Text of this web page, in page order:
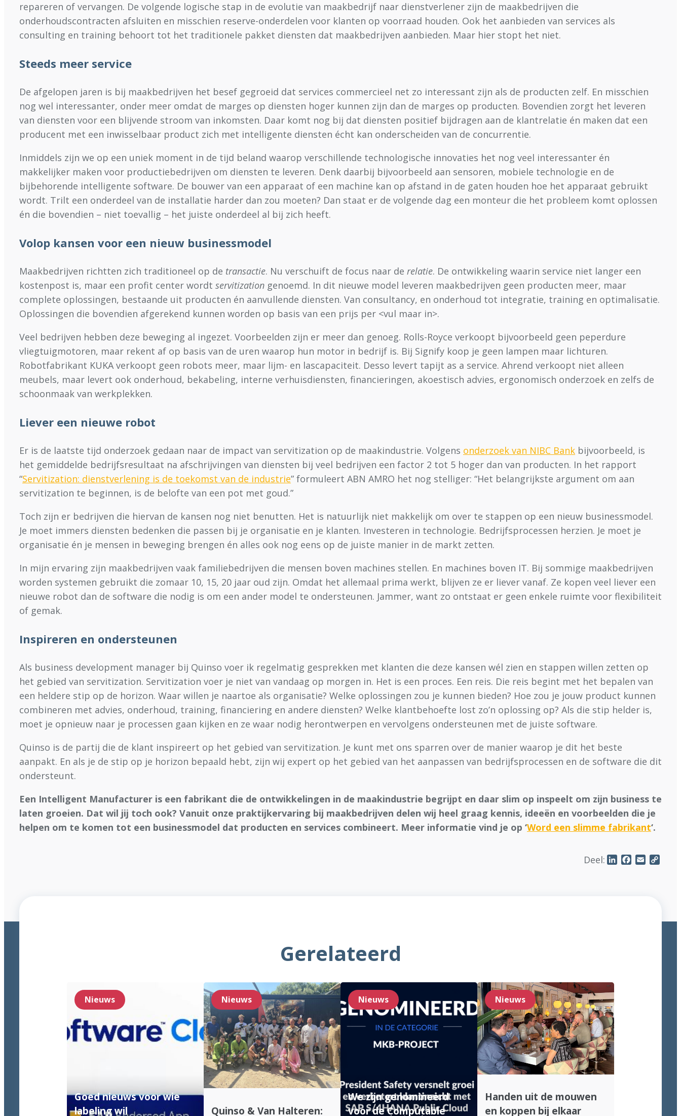
repareren of vervangen. De volgende logische stap in de evolutie van maakbedrijf naar dienstverlener zijn de maakbedrijven die
onderhoudscontracten afsluiten en misschien reserve-onderdelen voor klanten op voorraad houden. Ook het aanbieden van services als
consulting en training behoort tot het traditionele pakket diensten dat maakbedrijven aanbieden. Maar hier stopt het niet.
Steeds meer service
De afgelopen jaren is bij maakbedrijven het besef gegroeid dat services commercieel net zo interessant zijn als de producten zelf. En misschien
nog wel interessanter, onder meer omdat de marges op diensten hoger kunnen zijn dan de marges op producten. Bovendien zorgt het leveren
van diensten voor een blijvende stroom van inkomsten. Daar komt nog bij dat diensten positief bijdragen aan de klantrelatie én maken dat een
producent met een inwisselbaar product zich met intelligente diensten écht kan onderscheiden van de concurrentie.
Inmiddels zijn we op een uniek moment in de tijd beland waarop verschillende technologische innovaties het nog veel interessanter én
makkelijker maken voor productiebedrijven om diensten te leveren. Denk daarbij bijvoorbeeld aan sensoren, mobiele technologie en de
bijbehorende intelligente software. De bouwer van een apparaat of een machine kan op afstand in de gaten houden hoe het apparaat gebruikt
wordt. Trilt een onderdeel van de installatie harder dan zou moeten? Dan staat er de volgende dag een monteur die het probleem komt oplossen
én die bovendien – niet toevallig – het juiste onderdeel al bij zich heeft.
Volop kansen voor een nieuw businessmodel
Maakbedrijven richtten zich traditioneel op de transactie. Nu verschuift de focus naar de relatie. De ontwikkeling waarin service niet langer een
kostenpost is, maar een profit center wordt servitization genoemd. In dit nieuwe model leveren maakbedrijven geen producten meer, maar
complete oplossingen, bestaande uit producten én aanvullende diensten. Van consultancy, en onderhoud tot integratie, training en optimalisatie.
Oplossingen die bovendien afgerekend kunnen worden op basis van een prijs per <vul maar in>.
Veel bedrijven hebben deze beweging al ingezet. Voorbeelden zijn er meer dan genoeg. Rolls-Royce verkoopt bijvoorbeeld geen peperdure
vliegtuigmotoren, maar rekent af op basis van de uren waarop hun motor in bedrijf is. Bij Signify koop je geen lampen maar lichturen.
Robotfabrikant KUKA verkoopt geen robots meer, maar lijm- en lascapaciteit. Desso levert tapijt as a service. Ahrend verkoopt niet alleen
meubels, maar levert ook onderhoud, bekabeling, interne verhuisdiensten, financieringen, akoestisch advies, ergonomisch onderzoek en zelfs de
schoonmaak van werkplekken.
Liever een nieuwe robot
Er is de laatste tijd onderzoek gedaan naar de impact van servitization op de maakindustrie. Volgens onderzoek van NIBC Bank bijvoorbeeld, is
het gemiddelde bedrijfsresultaat na afschrijvingen van diensten bij veel bedrijven een factor 2 tot 5 hoger dan van producten. In het rapport
“Servitization: dienstverlening is de toekomst van de industrie” formuleert ABN AMRO het nog stelliger: “Het belangrijkste argument om aan
servitization te beginnen, is de belofte van een pot met goud.”
Toch zijn er bedrijven die hiervan de kansen nog niet benutten. Het is natuurlijk niet makkelijk om over te stappen op een nieuw businessmodel.
Je moet immers diensten bedenken die passen bij je organisatie en je klanten. Investeren in technologie. Bedrijfsprocessen herzien. Je moet je
organisatie én je mensen in beweging brengen én alles ook nog eens op de juiste manier in de markt zetten.
In mijn ervaring zijn maakbedrijven vaak familiebedrijven die mensen boven machines stellen. En machines boven IT. Bij sommige maakbedrijven
worden systemen gebruikt die zomaar 10, 15, 20 jaar oud zijn. Omdat het allemaal prima werkt, blijven ze er liever vanaf. Ze kopen veel liever een
nieuwe robot dan de software die nodig is om een ander model te ondersteunen. Jammer, want zo ontstaat er geen enkele ruimte voor flexibiliteit
of gemak.
Inspireren en ondersteunen
Als business development manager bij Quinso voer ik regelmatig gesprekken met klanten die deze kansen wél zien en stappen willen zetten op
het gebied van servitization. Servitization voer je niet van vandaag op morgen in. Het is een proces. Een reis. Die reis begint met het bepalen van
een heldere stip op de horizon. Waar willen je naartoe als organisatie? Welke oplossingen zou je kunnen bieden? Hoe zou je jouw product kunnen
combineren met advies, onderhoud, training, financiering en andere diensten? Welke klantbehoefte lost zo’n oplossing op? Als die stip helder is,
moet je opnieuw naar je processen gaan kijken en ze waar nodig herontwerpen en vervolgens ondersteunen met de juiste software.
Quinso is de partij die de klant inspireert op het gebied van servitization. Je kunt met ons sparren over de manier waarop je dit het beste
aanpakt. En als je de stip op je horizon bepaald hebt, zijn wij expert op het gebied van het aanpassen van bedrijfsprocessen en de software die dit
ondersteunt.
Een Intelligent Manufacturer is een fabrikant die de ontwikkelingen in de maakindustrie begrijpt en daar slim op inspeelt om zijn business te
laten groeien. Dat wil jij toch ook? Vanuit onze praktijkervaring bij maakbedrijven delen wij heel graag kennis, ideeën en voorbeelden die je
helpen om te komen tot een businessmodel dat producten en services combineert. Meer informatie vind je op ‘Word een slimme fabrikant‘.
Deel: LinkedInFacebook
Email
Gerelateerd
Nieuws
Goed nieuws voor wie
labeling wil
Nieuws
Quinso & Van Halteren:
Nieuws
We zijn genomineerd
voor de Computable
Nieuws
Handen uit de mouwen
en koppen bij elkaar